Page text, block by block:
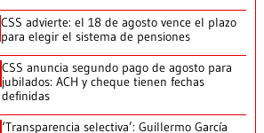
CSS advierte: el 18 de agosto vence el plazo
para elegir el sistema de pensiones
CSS anuncia segundo pago de agosto para
jubilados: ACH y cheque tienen fechas
definidas
‘Transparencia selectiva’: Guillermo García